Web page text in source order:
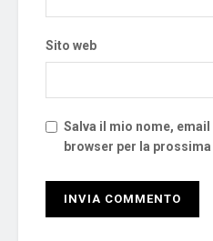
Sito web
Salva il mio nome,
browser per la